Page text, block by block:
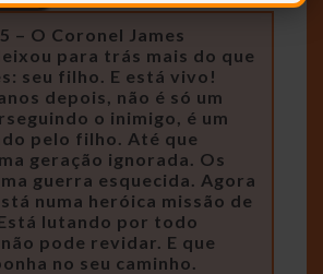
– O Coronel James
para trás mais do que
seu filho. E está vivo!
depois, não é só um
o inimigo, é um
pelo filho. Até que
geração ignorada. Os
guerra esquecida. Agora
numa heróica missão de
lutando por todo
pode revidar. E que
no seu caminho.